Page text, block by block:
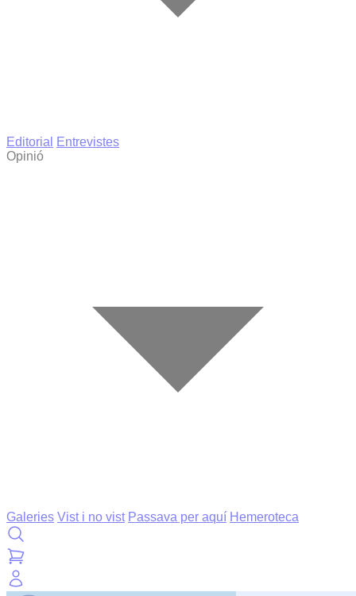
Editorial
Entrevistes
Opinió
Galeries Vist i no vist Passava per aquí Hemeroteca